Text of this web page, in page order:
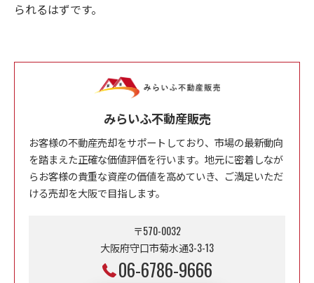
られるはずです。
みらいふ不動産販売
お客様の不動産売却をサポートしており、市場の最新動向
を踏まえた正確な価値評価を行います。地元に密着しなが
らお客様の貴重な資産の価値を高めていき、ご満足いただ
ける売却を大阪で目指します。
〒570-0032
大阪府守口市菊水通3-3-13
06-6786-9666